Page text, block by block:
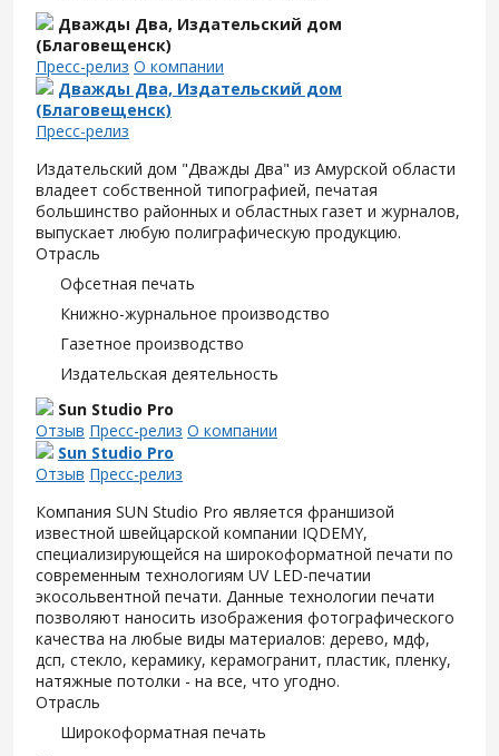
Дважды Два, Издательский дом
(Благовещенск)
Пресс-релиз О компании
Дважды Два, Издательский дом
(Благовещенск)
Пресс-релиз
Издательский дом "Дважды Два" из Амурской области
владеет собственной типографией, печатая
большинство районных и областных газет и журналов,
выпускает любую полиграфическую продукцию.
Отрасль
Офсетная печать
Книжно-журнальное производство
Газетное производство
Издательская деятельность
Sun Studio Pro
Отзыв Пресс-релиз О компании
Sun Studio Pro
Отзыв Пресс-релиз
Компания SUN Studio Pro является франшизой
известной швейцарской компании IQDEMY,
специализирующейся на широкоформатной печати по
современным технологиям UV LED-печатии
экосольвентной печати. Данные технологии печати
позволяют наносить изображения фотографического
качества на любые виды материалов: дерево, мдф,
дсп, стекло, керамику, керамогранит, пластик, пленку,
натяжные потолки - на все, что угодно.
Отрасль
Широкоформатная печать